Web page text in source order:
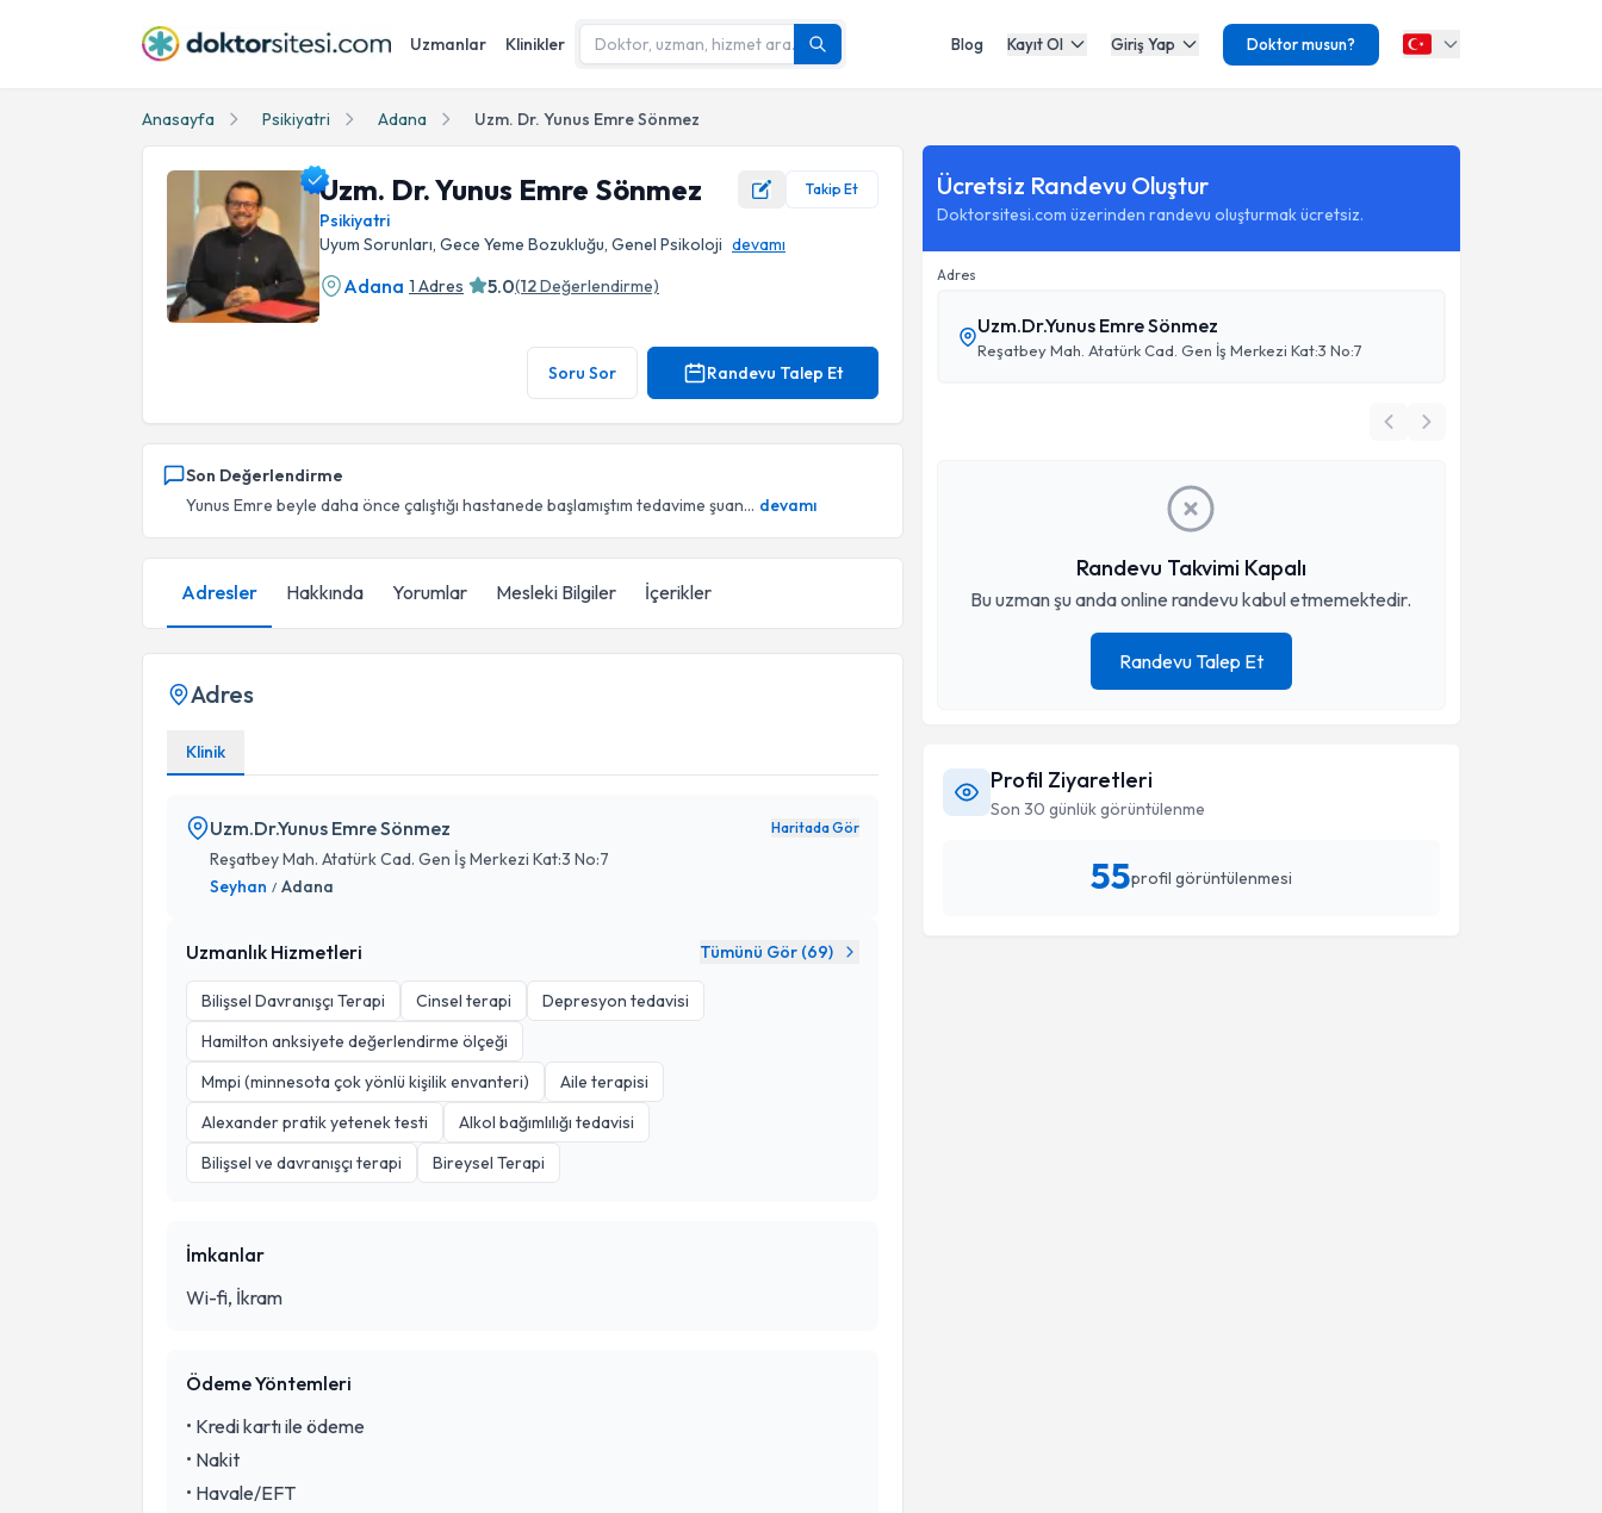
Uzmanlar Klinikler Blog Kayıt Ol Giriş Yap Doktor musun?
Anasayfa Psikiyatri Adana Uzm. Dr. Yunus Emre Sönmez
Uzm. Dr. Yunus Emre Sönmez Takip Et
Psikiyatri
Uyum Sorunları, Gece Yeme Bozukluğu, Genel Psikoloji devamı
Adana 1 Adres 5.0(12Değerlendirme)
Soru Sor Randevu Talep Et
Son Değerlendirme
Yunus Emre beyle daha önce çalıştığı hastanede başlamıştım tedavime şuan... devamı
Adresler Hakkında Yorumlar Mesleki Bilgiler İçerikler
Adres
Klinik
Uzm.Dr.Yunus Emre Sönmez Haritada Gör
Reşatbey Mah. Atatürk Cad. Gen İş Merkezi Kat:3 No:7
Seyhan / Adana
Uzmanlık Hizmetleri Tümünü Gör (69)
Bilişsel Davranışçı Terapi Cinsel terapi
Depresyon tedavisi
Hamilton anksiyete değerlendirme ölçeği
Mmpi (minnesota çok yönlü kişilik envanteri)
Aile terapisi
Alexander pratik yetenek testi
Alkol bağımlılığı tedavisi
Bilişsel ve davranışçı terapi
Bireysel Terapi
İmkanlar
Wi-fi, İkram
Ödeme Yöntemleri
• Kredi kartı ile ödeme
• Nakit
• Havale/EFT
Ücretsiz Randevu Oluştur
Doktorsitesi.com üzerinden randevu oluşturmak ücretsiz.
Adres
Uzm.Dr.Yunus Emre Sönmez
Reşatbey Mah. Atatürk Cad. Gen İş Merkezi Kat:3 No:7
Randevu Takvimi Kapalı
Bu uzman şu anda online randevu kabul etmemektedir.
Randevu Talep Et
Profil Ziyaretleri
Son 30 günlük görüntülenme
55profil görüntülenmesi